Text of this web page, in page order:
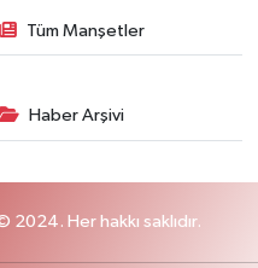
Tüm Manşetler
Haber Arşivi
Her hakkı saklıdır.